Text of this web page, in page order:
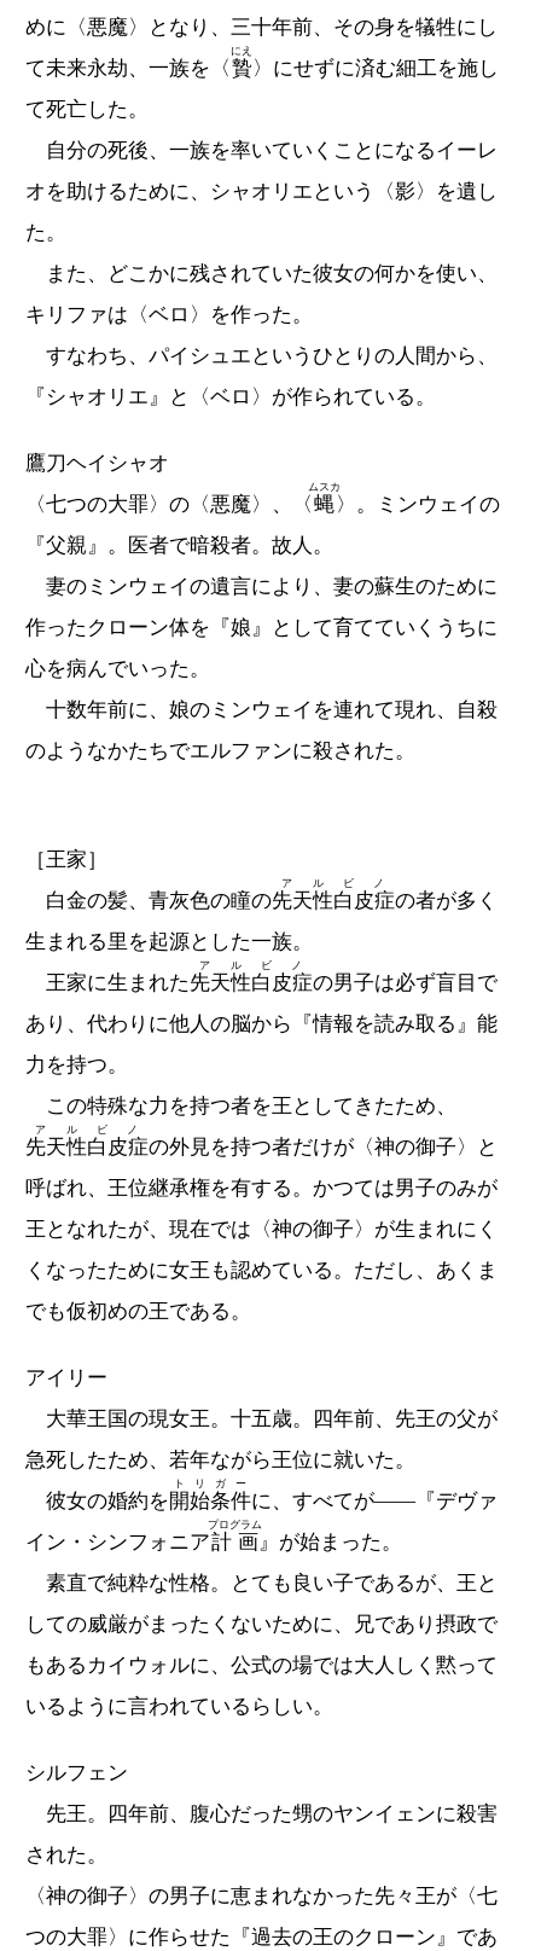
めに〈悪魔〉となり、三十年前、その身を犠牲にし
て未来永劫、一族を〈 贄
にえ
〉にせずに済む細工を施し
て死亡した。
自分の死後、一族を率いていくことになるイーレ
オを助けるために、シャオリエという〈影〉を遺し
た。
また、どこかに残されていた彼女の何かを使い、
キリファは〈ベロ〉を作った。
すなわち、パイシュエというひとりの人間から、
『シャオリエ』と〈ベロ〉が作られている。
鷹刀ヘイシャオ
〈七つの大罪〉の〈悪魔〉、〈 蝿
ムスカ
〉。ミンウェイの
『父親』。医者で暗殺者。故人。
妻のミンウェイの遺言により、妻の蘇生のために
作ったクローン体を『娘』として育てていくうちに
心を病んでいった。
十数年前に、娘のミンウェイを連れて現れ、自殺
のようなかたちでエルファンに殺された。
［王家］
白金の髪、青灰色の瞳の先天性白皮症
アルビノ
の者が多く
生まれる里を起源とした一族。
王家に生まれた先天性白皮症
アルビノ
の男子は必ず盲目で
あり、代わりに他人の脳から『情報を読み取る』能
力を持つ。
この特殊な力を持つ者を王としてきたため、
先天性白皮症
アルビノ
の外見を持つ者だけが〈神の御子〉と
呼ばれ、王位継承権を有する。かつては男子のみが
王となれたが、現在では〈神の御子〉が生まれにく
くなったために女王も認めている。ただし、あくま
でも仮初めの王である。
アイリー
大華王国の現女王。十五歳。四年前、先王の父が
急死したため、若年ながら王位に就いた。
彼女の婚約を開始条件
トリガー
に、すべてが――『デヴァ
イン・シンフォニア計画
プログラム
』が始まった。
素直で純粋な性格。とても良い子であるが、王と
しての威厳がまったくないために、兄であり摂政で
もあるカイウォルに、公式の場では大人しく黙って
いるように言われているらしい。
シルフェン
先王。四年前、腹心だった甥のヤンイェンに殺害
された。
〈神の御子〉の男子に恵まれなかった先々王が〈七
つの大罪〉に作らせた『過去の王のクローン』であ